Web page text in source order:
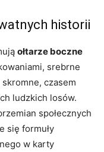
historii
ołtarze boczne
srebrne
czasem
ludzkich losów.
społecznych
się formuły
w karty